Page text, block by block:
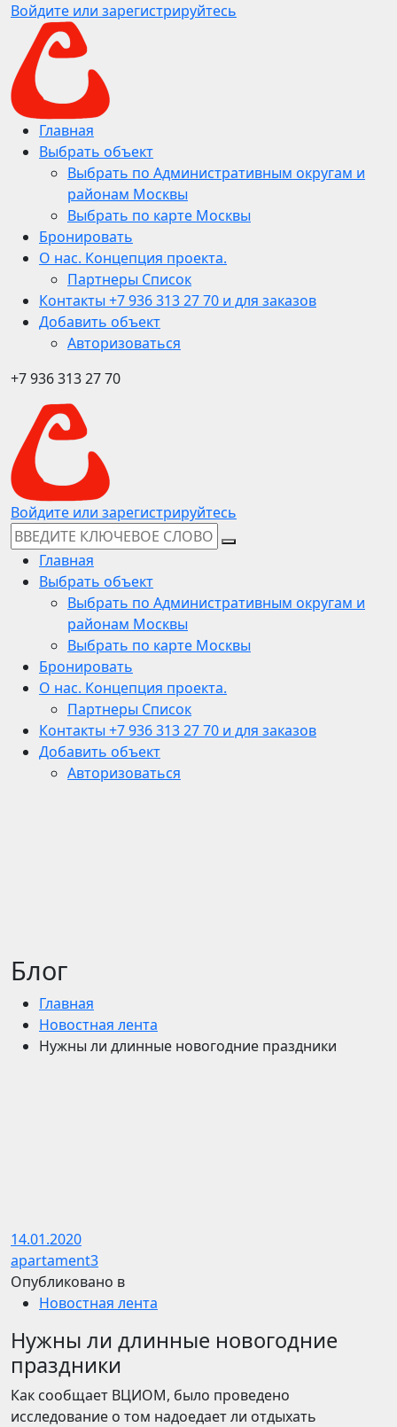
Войдите или зарегистрируйтесь
Главная
Выбрать объект
Выбрать по Административным округам и
районам Москвы
Выбрать по карте Москвы
Бронировать
О нас. Концепция проекта.
Партнеры Список
Контакты +7 936 313 27 70 и для заказов
Добавить объект
Авторизоваться
+7 936 313 27 70
Войдите или зарегистрируйтесь
Главная
Выбрать объект
Выбрать по Административным округам и
районам Москвы
Выбрать по карте Москвы
Бронировать
О нас. Концепция проекта.
Партнеры Список
Контакты +7 936 313 27 70 и для заказов
Добавить объект
Авторизоваться
Блог
Главная
Новостная лента
Нужны ли длинные новогодние праздники
14.01.2020
apartament3
Опубликовано в
Новостная лента
Нужны ли длинные новогодние
праздники
Как сообщает ВЦИОМ, было проведено
исследование о том надоедает ли отдыхать